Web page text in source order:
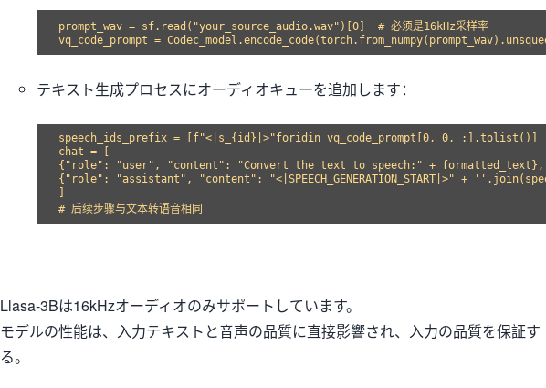
prompt_wav = sf.read("your_source_audio.wav")[0]  # 必须是16kHz采样率
テキスト生成プロセスにオーディオキューを追加します：
speech_ids_prefix = [f"<|s_{id}|>"foridin vq_code_prompt[0, 0, :].tolist()]
chat = [
{"role": "user", "content": "Convert the text to speech:" + formatted_text},
{"role": "assistant", "content": "<|SPEECH_GENERATION_START|>" +
Llasa-3Bは16kHzオーディオのみサポートしています。
モデルの性能は、入力テキストと音声の品質に直接影響され、入力の品質を保証す
る。